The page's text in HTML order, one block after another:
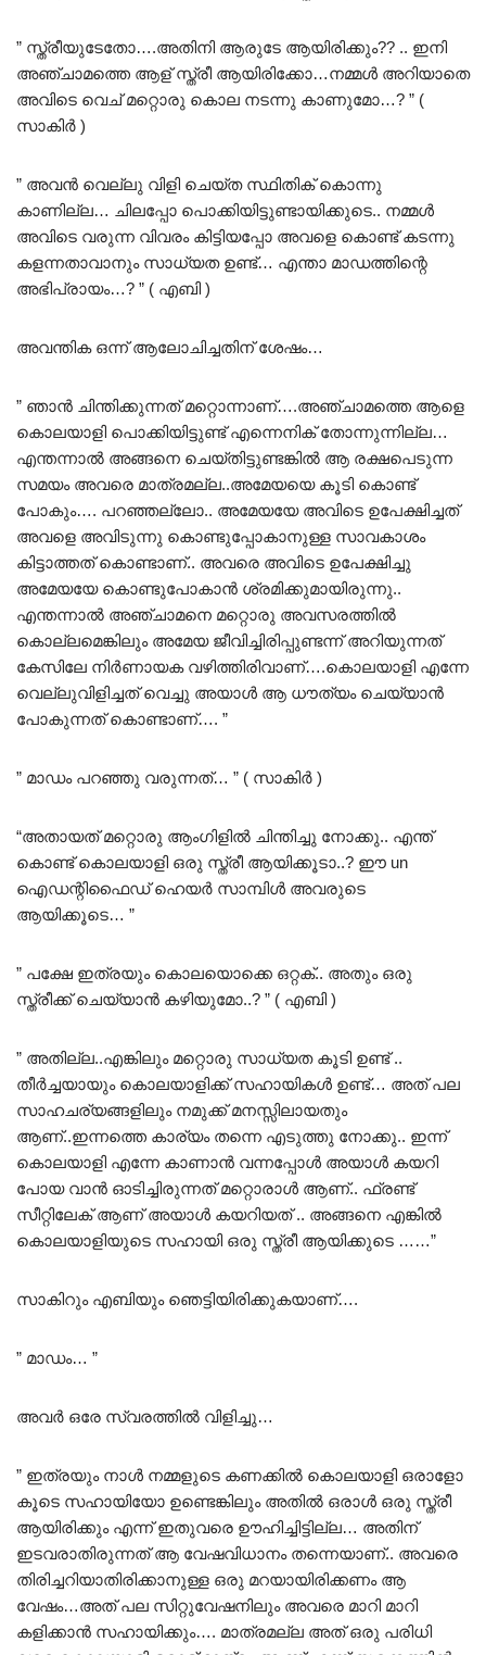
” സ്ത്രീയുടേതോ….അതിനി ആരുടേ ആയിരിക്കും?? .. ഇനി
അഞ്ചാമത്തെ ആള് സ്ത്രീ ആയിരിക്കോ…നമ്മൾ അറിയാതെ
അവിടെ വെച് മറ്റൊരു കൊല നടന്നു കാണുമോ…? ” (
സാകിർ )
” അവൻ വെല്ലു വിളി ചെയ്ത സ്ഥിതിക് കൊന്നു
കാണില്ല… ചിലപ്പോ പൊക്കിയിട്ടുണ്ടായിക്കുടെ.. നമ്മൾ
അവിടെ വരുന്ന വിവരം കിട്ടിയപ്പോ അവളെ കൊണ്ട് കടന്നു
കളന്നതാവാനും സാധ്യത ഉണ്ട്… എന്താ മാഡത്തിന്റെ
അഭിപ്രായം…? ” ( എബി )
അവന്തിക ഒന്ന് ആലോചിച്ചതിന് ശേഷം…
” ഞാൻ ചിന്തിക്കുന്നത് മറ്റൊന്നാണ്….അഞ്ചാമത്തെ ആളെ
കൊലയാളി പൊക്കിയിട്ടുണ്ട് എന്നെനിക് തോന്നുന്നില്ല…
എന്തന്നാൽ അങ്ങനെ ചെയ്തിട്ടുണ്ടങ്കിൽ ആ രക്ഷപെടുന്ന
സമയം അവരെ മാത്രമല്ല..അമേയയെ കൂടി കൊണ്ട്
പോകും…. പറഞ്ഞല്ലോ.. അമേയയേ അവിടെ ഉപേക്ഷിച്ചത്
അവളെ അവിടുന്നു കൊണ്ടുപ്പോകാനുള്ള സാവകാശം
കിട്ടാത്തത് കൊണ്ടാണ്.. അവരെ അവിടെ ഉപേക്ഷിച്ചു
അമേയയേ കൊണ്ടുപോകാൻ ശ്രമിക്കുമായിരുന്നു..
എന്തന്നാൽ അഞ്ചാമനെ മറ്റൊരു അവസരത്തിൽ
കൊല്ലമെങ്കിലും അമേയ ജീവിച്ചിരിപ്പുണ്ടന്ന് അറിയുന്നത്
കേസിലേ നിർണായക വഴിത്തിരിവാണ്….കൊലയാളി എന്നേ
വെല്ലുവിളിച്ചത് വെച്ചു അയാൾ ആ ധൗത്യം ചെയ്യാൻ
പോകുന്നത് കൊണ്ടാണ്…. ”
” മാഡം പറഞ്ഞു വരുന്നത്… ” ( സാകിർ )
“അതായത് മറ്റൊരു ആംഗിളിൽ ചിന്തിച്ചു നോക്കു.. എന്ത്
കൊണ്ട് കൊലയാളി ഒരു സ്ത്രീ ആയിക്കൂടാ..? ഈ un
ഐഡന്റിഫൈഡ് ഹെയർ സാമ്പിൾ അവരുടെ
ആയിക്കൂടെ… ”
” പക്ഷേ ഇത്രയും കൊലയൊക്കെ ഒറ്റക്.. അതും ഒരു
സ്ത്രീക്ക് ചെയ്യാൻ കഴിയുമോ..? ” ( എബി )
” അതില്ല..എങ്കിലും മറ്റൊരു സാധ്യത കൂടി ഉണ്ട് ..
തീർച്ചയായും കൊലയാളിക്ക് സഹായികൾ ഉണ്ട്… അത് പല
സാഹചര്യങ്ങളിലും നമുക്ക് മനസ്സിലായതും
ആണ്..ഇന്നത്തെ കാര്യം തന്നെ എടുത്തു നോക്കു.. ഇന്ന്
കൊലയാളി എന്നേ കാണാൻ വന്നപ്പോൾ അയാൾ കയറി
പോയ വാൻ ഓടിച്ചിരുന്നത് മറ്റൊരാൾ ആണ്.. ഫ്രണ്ട്
സീറ്റിലേക് ആണ് അയാൾ കയറിയത് .. അങ്ങനെ എങ്കിൽ
കൊലയാളിയുടെ സഹായി ഒരു സ്ത്രീ ആയിക്കുടെ ……”
സാകിറും എബിയും ഞെട്ടിയിരിക്കുകയാണ്….
” മാഡം… ”
അവർ ഒരേ സ്വരത്തിൽ വിളിച്ചു…
” ഇത്രയും നാൾ നമ്മളുടെ കണക്കിൽ കൊലയാളി ഒരാളോ
കൂടെ സഹായിയോ ഉണ്ടെങ്കിലും അതിൽ ഒരാൾ ഒരു സ്ത്രീ
ആയിരിക്കും എന്ന് ഇതുവരെ ഊഹിച്ചിട്ടില്ല… അതിന്
ഇടവരാതിരുന്നത് ആ വേഷവിധാനം തന്നെയാണ്.. അവരെ
തിരിച്ചറിയാതിരിക്കാനുള്ള ഒരു മറയായിരിക്കണം ആ
വേഷം…അത് പല സിറ്റുവേഷനിലും അവരെ മാറി മാറി
കളിക്കാൻ സഹായിക്കും…. മാത്രമല്ല അത് ഒരു പരിധി